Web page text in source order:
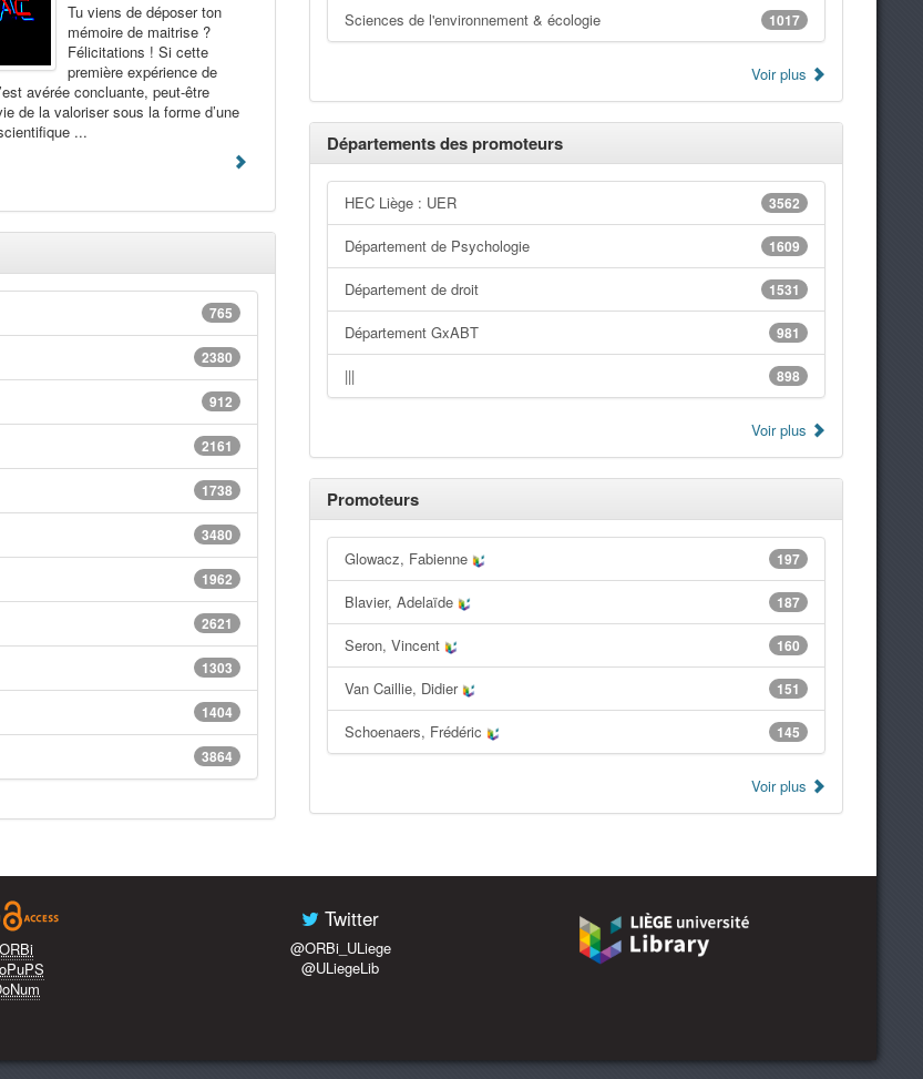
Tu viens de déposer ton
mémoire de maitrise ?
Félicitations ! Si cette
première expérience de
avérée concluante, peut-être
de la valoriser sous la forme d’une
...
765
2380
912
2161
1738
3480
1962
2621
1303
1404
3864
1017
Sciences de l'environnement & écologie
Voir plus
Départements des promoteurs
3562
HEC Liège : UER
1609
Département de Psychologie
1531
Département de droit
981
Département GxABT
898
|||
Voir plus
Promoteurs
197
Glowacz, Fabienne
187
Blavier, Adelaïde
160
Seron, Vincent
151
Van Caillie, Didier
145
Schoenaers, Frédéric
Voir plus
ORBi
Twitter
@ORBi_ULiege
@ULiegeLib